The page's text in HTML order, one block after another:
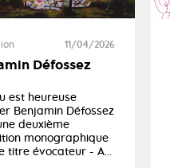
11/04/2026
Défossez
est heureuse
Benjamin Défossez
deuxième
monographique
titre évocateur - A...